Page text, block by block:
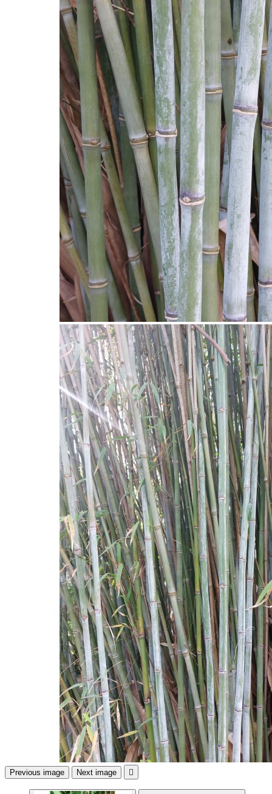
Previous image Next image 